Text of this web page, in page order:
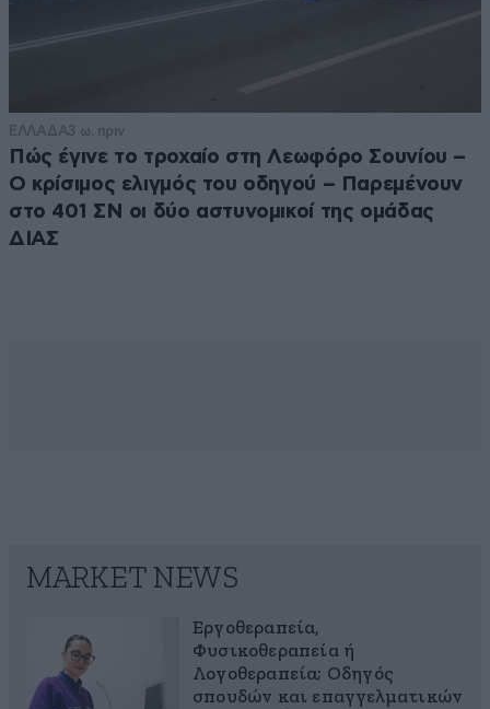
ΕΛΛΑΔΑ3 ω. πριν
Πώς έγινε το τροχαίο στη Λεωφόρο Σουνίου –
Ο κρίσιμος ελιγμός του οδηγού – Παρεμένουν
στο 401 ΣΝ οι δύο αστυνομικοί της ομάδας
ΔΙΑΣ
MARKET NEWS
Εργοθεραπεία,
Φυσικοθεραπεία ή
Λογοθεραπεία; Οδηγός
σπουδών και επαγγελματικών